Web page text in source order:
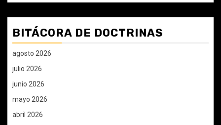
BITÁCORA DE DOCTRINAS
agosto 2026
julio 2026
junio 2026
mayo 2026
abril 2026